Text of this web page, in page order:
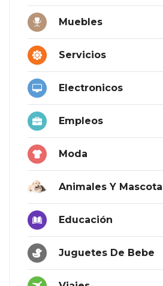
Muebles
Servicios
Electronicos
Empleos
Moda
Animales Y
Educación
Juguetes De Bebe